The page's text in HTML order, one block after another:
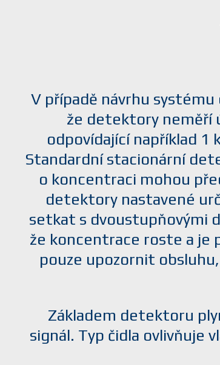
V případě návrhu
že detektory neměří
odpovídající například 1
Standardní stacionární
o koncentraci mohou
detektory nastavené
setkat s dvoustupňovými
že koncentrace roste a je
pouze upozornit
Základem detektoru
signál. Typ čidla